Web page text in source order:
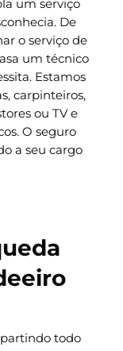
um serviço
De
o serviço de
um técnico
Estamos
carpinteiros,
ou TV e
O seguro
a seu cargo
todo